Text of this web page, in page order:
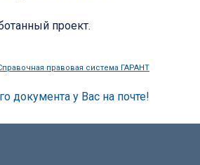
проект.
правовая система ГАРАНТ